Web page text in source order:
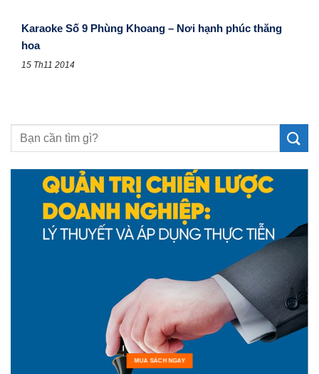
Karaoke Số 9 Phùng Khoang – Nơi hạnh phúc thăng
hoa
15 Th11 2014
MUA SÁCH NGAY